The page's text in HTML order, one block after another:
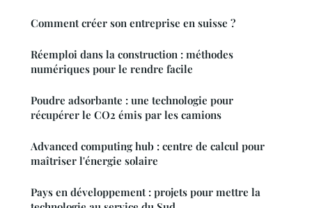
Comment créer son entreprise en suisse ?
Réemploi dans la construction : méthodes
numériques pour le rendre facile
Poudre adsorbante : une technologie pour
récupérer le CO2 émis par les camions
Advanced computing hub : centre de calcul pour
maîtriser l'énergie solaire
Pays en développement : projets pour mettre la